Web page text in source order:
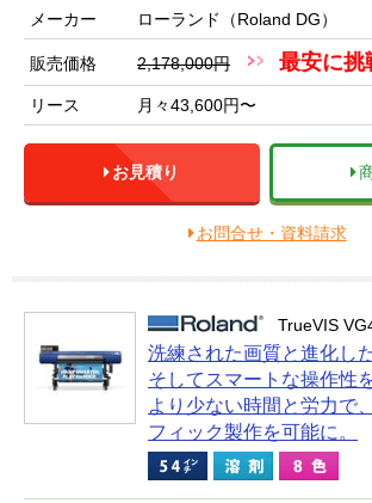
メーカー ローランド（Roland DG）
販売価格 2,178,000円 最安に挑
リース 月々43,600円〜
お見積り
お問合せ・資料請求
TrueVIS
洗練された画質と進化し
そしてスマートな操作性
より少ない時間と労力で
フィック製作を可能に。